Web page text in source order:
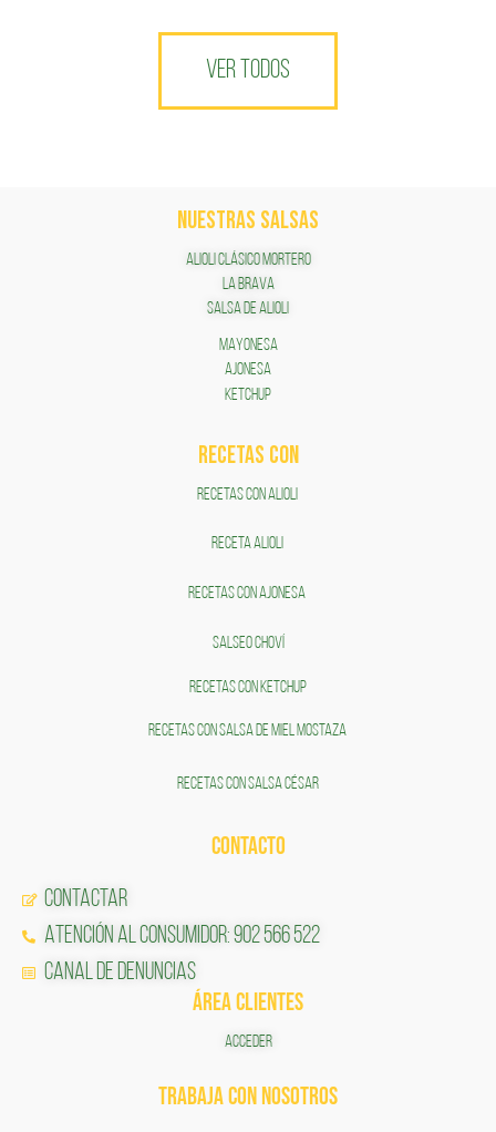
VER TODOS
NUESTRAS SALSAS
ALIOLI CLÁSICO MORTERO
LA BRAVA
SALSA DE ALIOLI
MAYONESA
AJONESA
KETCHUP
RECETAS COn
RECETAS CON ALIOLI
RECETA ALIOLI
RECETAS CON AJONESA
SALSEO CHOVÍ
RECETAS CON KETCHUP
RECETAS CON SALSA DE MIEL MOSTAZA
RECETAS CON SALSA CÉSAR
CONTACTO
Contactar
Atención al Consumidor: 902 566 522
Canal de Denuncias
ÁREA CLIENTES
ACCEDER
TRABAJA CON NOSOTROS